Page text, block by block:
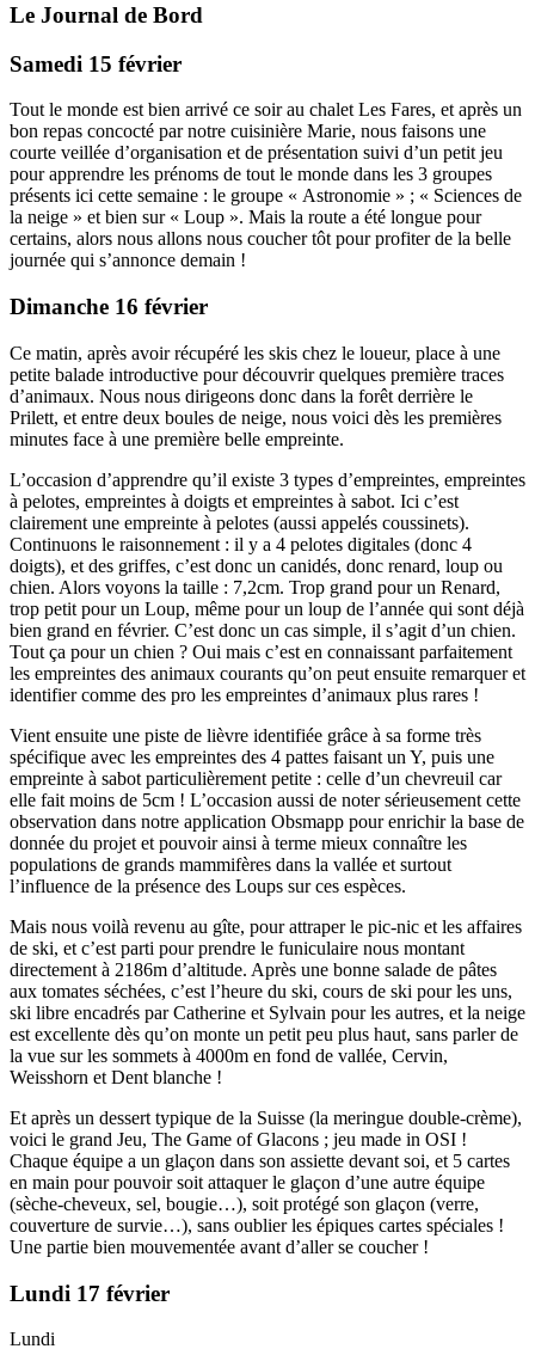
Le Journal de Bord
Samedi 15 février
Tout le monde est bien arrivé ce soir au chalet Les Fares, et après un
bon repas concocté par notre cuisinière Marie, nous faisons une
courte veillée d’organisation et de présentation suivi d’un petit jeu
pour apprendre les prénoms de tout le monde dans les 3 groupes
présents ici cette semaine : le groupe « Astronomie » ; « Sciences de
la neige » et bien sur « Loup ». Mais la route a été longue pour
certains, alors nous allons nous coucher tôt pour profiter de la belle
journée qui s’annonce demain !
Dimanche 16 février
Ce matin, après avoir récupéré les skis chez le loueur, place à une
petite balade introductive pour découvrir quelques première traces
d’animaux. Nous nous dirigeons donc dans la forêt derrière le
Prilett, et entre deux boules de neige, nous voici dès les premières
minutes face à une première belle empreinte.
L’occasion d’apprendre qu’il existe 3 types d’empreintes, empreintes
à pelotes, empreintes à doigts et empreintes à sabot. Ici c’est
clairement une empreinte à pelotes (aussi appelés coussinets).
Continuons le raisonnement : il y a 4 pelotes digitales (donc 4
doigts), et des griffes, c’est donc un canidés, donc renard, loup ou
chien. Alors voyons la taille : 7,2cm. Trop grand pour un Renard,
trop petit pour un Loup, même pour un loup de l’année qui sont déjà
bien grand en février. C’est donc un cas simple, il s’agit d’un chien.
Tout ça pour un chien ? Oui mais c’est en connaissant parfaitement
les empreintes des animaux courants qu’on peut ensuite remarquer et
identifier comme des pro les empreintes d’animaux plus rares !
Vient ensuite une piste de lièvre identifiée grâce à sa forme très
spécifique avec les empreintes des 4 pattes faisant un Y, puis une
empreinte à sabot particulièrement petite : celle d’un chevreuil car
elle fait moins de 5cm ! L’occasion aussi de noter sérieusement cette
observation dans notre application Obsmapp pour enrichir la base de
donnée du projet et pouvoir ainsi à terme mieux connaître les
populations de grands mammifères dans la vallée et surtout
l’influence de la présence des Loups sur ces espèces.
Mais nous voilà revenu au gîte, pour attraper le pic-nic et les affaires
de ski, et c’est parti pour prendre le funiculaire nous montant
directement à 2186m d’altitude. Après une bonne salade de pâtes
aux tomates séchées, c’est l’heure du ski, cours de ski pour les uns,
ski libre encadrés par Catherine et Sylvain pour les autres, et la neige
est excellente dès qu’on monte un petit peu plus haut, sans parler de
la vue sur les sommets à 4000m en fond de vallée, Cervin,
Weisshorn et Dent blanche !
Et après un dessert typique de la Suisse (la meringue double-crème),
voici le grand Jeu, The Game of Glacons ; jeu made in OSI !
Chaque équipe a un glaçon dans son assiette devant soi, et 5 cartes
en main pour pouvoir soit attaquer le glaçon d’une autre équipe
(sèche-cheveux, sel, bougie…), soit protégé son glaçon (verre,
couverture de survie…), sans oublier les épiques cartes spéciales !
Une partie bien mouvementée avant d’aller se coucher !
Lundi 17 février
Lundi